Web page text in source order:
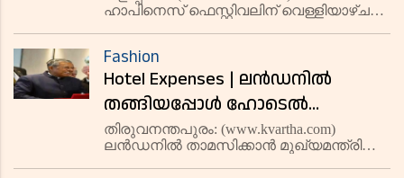
സ്ത്രീകളുടെ രാത്രി
നടത്തത്തോടെ തുടക്കമാകും
ഹാപിനെസ് ഫെസ്റ്റിവലിന് വെള്ളിയാഴ്ച
കോള്‍മൊട്ടയില്‍ നടി മാലാ പാര്‍വതി
ഉദ്ഘാടനം ചെയ്യും. ധര്‍മശാലയില്‍ സ
Fashion
Hotel Expenses | ലന്‍ഡനില്‍
തങ്ങിയപ്പോള്‍ ഹോടെല്‍
താമസത്തിനും
ഭക്ഷണത്തിനുമായി
തിരുവനന്തപുരം: (www.kvartha.com)
ലന്‍ഡനില്‍ താമസിക്കാന്‍ മുഖ്യമന്ത്രിയും